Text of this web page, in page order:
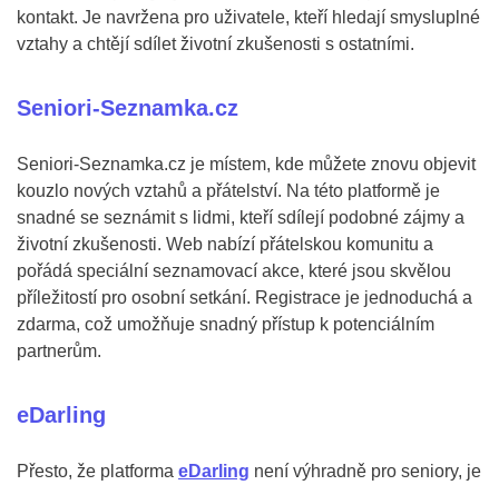
kontakt. Je navržena pro uživatele, kteří hledají smysluplné
vztahy a chtějí sdílet životní zkušenosti s ostatními.
Seniori-Seznamka.cz
Seniori-Seznamka.cz je místem, kde můžete znovu objevit
kouzlo nových vztahů a přátelství. Na této platformě je
snadné se seznámit s lidmi, kteří sdílejí podobné zájmy a
životní zkušenosti. Web nabízí přátelskou komunitu a
pořádá speciální seznamovací akce, které jsou skvělou
příležitostí pro osobní setkání. Registrace je jednoduchá a
zdarma, což umožňuje snadný přístup k potenciálním
partnerům.
eDarling
Přesto, že platforma eDarling není výhradně pro seniory, je